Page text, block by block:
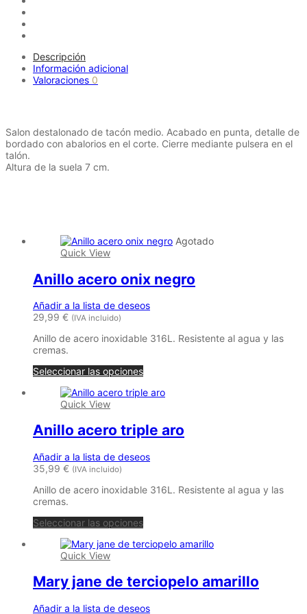
Descripción
Información adicional
Valoraciones 0
Salon destalonado de tacón medio. Acabado en punta, detalle de
bordado con abalorios en el corte. Cierre mediante pulsera en el
talón.
Altura de la suela 7 cm.
Agotado
Quick View
Anillo acero onix negro
Añadir a la lista de deseos
29,99 € (IVA incluido)
Anillo de acero inoxidable 316L. Resistente al agua y las
cremas.
Seleccionar las opciones
Quick View
Anillo acero triple aro
Añadir a la lista de deseos
35,99 € (IVA incluido)
Anillo de acero inoxidable 316L. Resistente al agua y las
cremas.
Seleccionar las opciones
Quick View
Mary jane de terciopelo amarillo
Añadir a la lista de deseos